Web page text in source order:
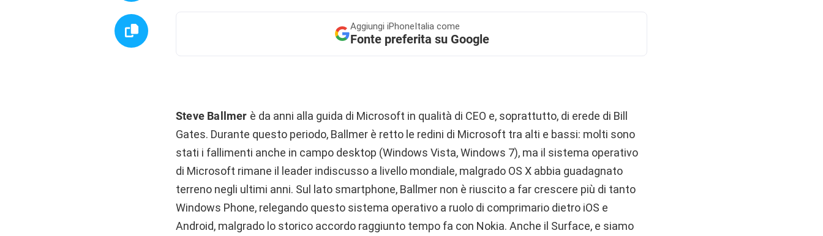
Aggiungi iPhoneItalia come
Fonte preferita su Google
Steve Ballmer è da anni alla guida di Microsoft in qualità di CEO e, soprattutto, di erede di Bill
Gates. Durante questo periodo, Ballmer è retto le redini di Microsoft tra alti e bassi: molti sono
stati i fallimenti anche in campo desktop (Windows Vista, Windows 7), ma il sistema operativo
di Microsoft rimane il leader indiscusso a livello mondiale, malgrado OS X abbia guadagnato
terreno negli ultimi anni. Sul lato smartphone, Ballmer non è riuscito a far crescere più di tanto
Windows Phone, relegando questo sistema operativo a ruolo di comprimario dietro iOS e
Android, malgrado lo storico accordo raggiunto tempo fa con Nokia. Anche il Surface, e siamo